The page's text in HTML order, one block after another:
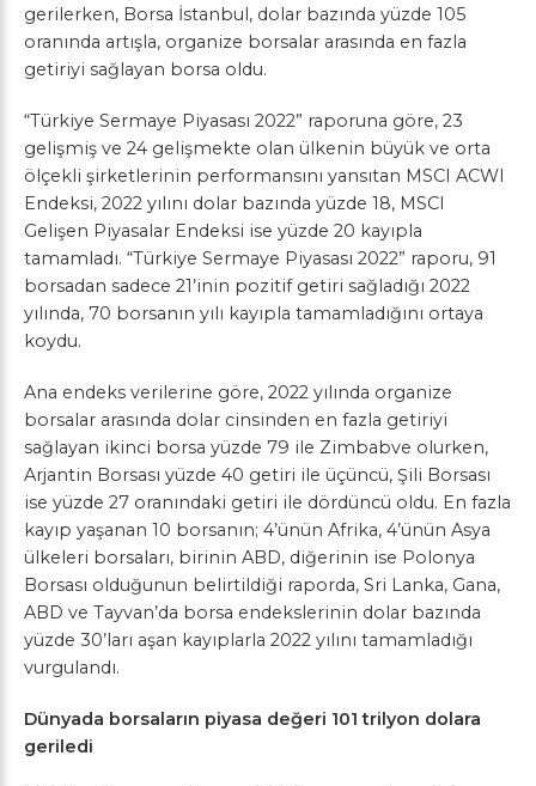
gerilerken, Borsa İstanbul, dolar bazında yüzde 105
oranında artışla, organize borsalar arasında en fazla
getiriyi sağlayan borsa oldu.
“Türkiye Sermaye Piyasası 2022” raporuna göre, 23
gelişmiş ve 24 gelişmekte olan ülkenin büyük ve orta
ölçekli şirketlerinin performansını yansıtan MSCI ACWI
Endeksi, 2022 yılını dolar bazında yüzde 18, MSCI
Gelişen Piyasalar Endeksi ise yüzde 20 kayıpla
tamamladı. “Türkiye Sermaye Piyasası 2022” raporu, 91
borsadan sadece 21’inin pozitif getiri sağladığı 2022
yılında, 70 borsanın yılı kayıpla tamamladığını ortaya
koydu.
Ana endeks verilerine göre, 2022 yılında organize
borsalar arasında dolar cinsinden en fazla getiriyi
sağlayan ikinci borsa yüzde 79 ile Zimbabve olurken,
Arjantin Borsası yüzde 40 getiri ile üçüncü, Şili Borsası
ise yüzde 27 oranındaki getiri ile dördüncü oldu. En fazla
kayıp yaşanan 10 borsanın; 4’ünün Afrika, 4’ünün Asya
ülkeleri borsaları, birinin ABD, diğerinin ise Polonya
Borsası olduğunun belirtildiği raporda, Sri Lanka, Gana,
ABD ve Tayvan’da borsa endekslerinin dolar bazında
yüzde 30’ları aşan kayıplarla 2022 yılını tamamladığı
vurgulandı.
Dünyada borsaların piyasa değeri 101 trilyon dolara
geriledi